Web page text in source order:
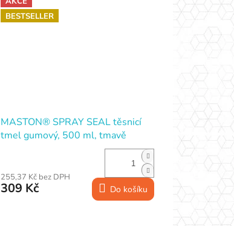
BESTSELLER
MASTON® SPRAY SEAL těsnicí
tmel gumový, 500 ml, tmavě
255,37 Kč bez DPH
309 Kč Do košíku